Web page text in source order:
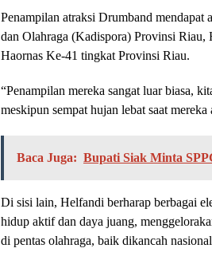
Penampilan atraksi Drumband mendapat
dan Olahraga (Kadispora) Provinsi Riau,
Haornas Ke-41 tingkat Provinsi Riau.
“Penampilan mereka sangat luar biasa,
meskipun sempat hujan lebat saat mereka
Baca Juga: Bupati Siak Minta
Di sisi lain, Helfandi berharap berbagai
hidup aktif dan daya juang,
di pentas olahraga, baik dikancah